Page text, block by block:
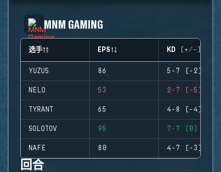
MNM GAMING
选手 EPS KD (+/-)
YUZUS 86 5-7 (-2)
NELO 53 2-7 (-5)
TYRANT 65 4-8 (-4)
SOLOTOV 95 7-7 (0)
NAFE 80 4-7 (-3)
回合